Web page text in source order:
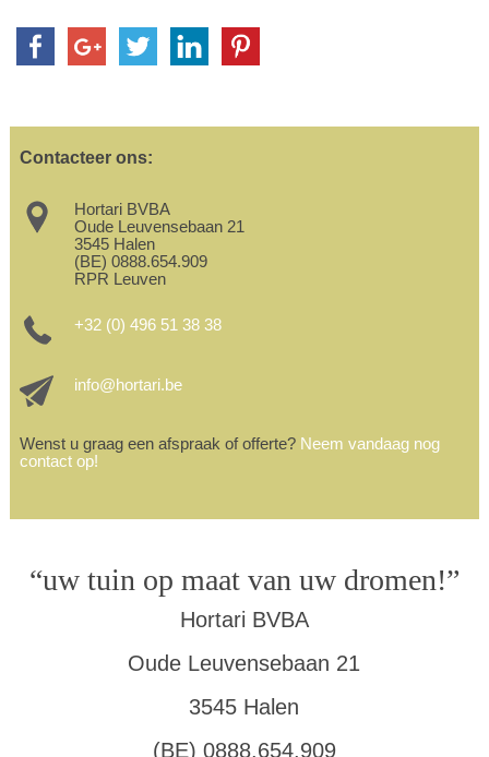
Contacteer ons:
Hortari BVBA
Oude Leuvensebaan 21
3545 Halen
(BE) 0888.654.909
RPR Leuven
+32 (0) 496 51 38 38
info@hortari.be
Wenst u graag een afspraak of offerte? Neem vandaag nog
contact op!
“uw tuin op maat van uw dromen!”
Hortari BVBA
Oude Leuvensebaan 21
3545 Halen
(BE) 0888.654.909